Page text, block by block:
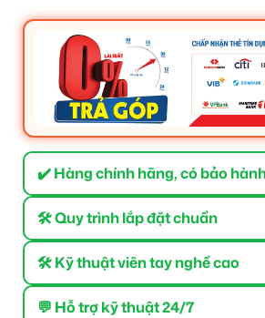
✔️ Hàng chính hãng, có bảo
🛠 Quy trình lắp đặt chuẩn
🛠 Kỹ thuật viên tay nghề cao
💬 Hỗ trợ kỹ thuật 24/7